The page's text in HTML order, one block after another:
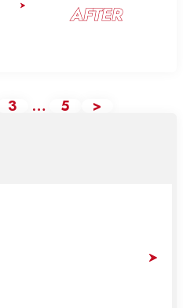
AFTER
3 … 5 >